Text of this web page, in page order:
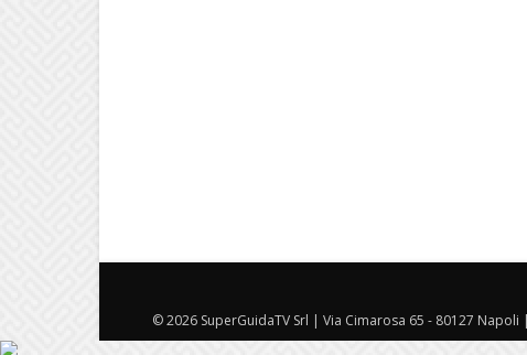
© 2026 SuperGuidaTV Srl | Via Cimarosa 65 - 80127 Napoli